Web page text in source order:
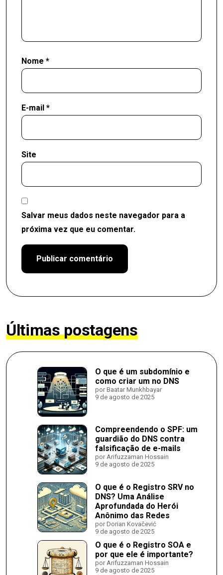
Nome *
E-mail *
Site
Salvar meus dados neste navegador para a
próxima vez que eu comentar.
Últimas postagens
O que é um subdomínio e
como criar um no DNS
por Baatar Munkhbayar
9 de agosto de 2025
Compreendendo o SPF: um
guardião do DNS contra
falsificação de e-mails
por Arifuzzaman Hossain
9 de agosto de 2025
O que é o Registro SRV no
DNS? Uma Análise
Aprofundada do Herói
Anônimo das Redes
por Dorian Kovačević
9 de agosto de 2025
O que é o Registro SOA e
por que ele é importante?
por Arifuzzaman Hossain
9 de agosto de 2025